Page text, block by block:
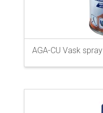
AGA-CU Vask spray